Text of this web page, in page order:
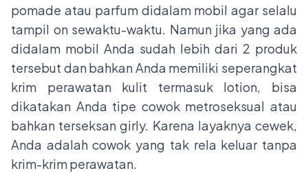
pomade atau parfum didalam mobil agar selalu
tampil on sewaktu-waktu. Namun jika yang ada
didalam mobil Anda sudah lebih dari 2 produk
tersebut dan bahkan Anda memiliki seperangkat
krim perawatan kulit termasuk lotion, bisa
dikatakan Anda tipe cowok metroseksual atau
bahkan terseksan girly. Karena layaknya cewek,
Anda adalah cowok yang tak rela keluar tanpa
krim-krim perawatan.